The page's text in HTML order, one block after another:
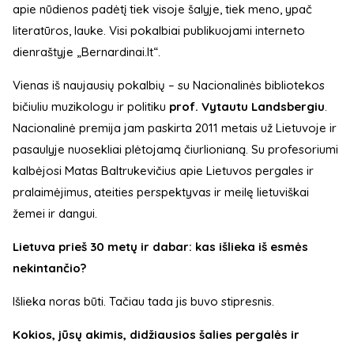
apie nūdienos padėtį tiek visoje šalyje, tiek meno, ypač
literatūros, lauke. Visi pokalbiai publikuojami interneto
dienraštyje „Bernardinai.lt“.
Vienas iš naujausių pokalbių – su Nacionalinės bibliotekos
bičiuliu muzikologu ir politiku prof. Vytautu Landsbergiu
Nacionalinė premija jam paskirta 2011 metais už Lietuvoje ir
pasaulyje nuosekliai plėtojamą čiurlionianą. Su profesoriumi
kalbėjosi Matas Baltrukevičius apie Lietuvos pergales ir
pralaimėjimus, ateities perspektyvas ir meilę lietuviškai
žemei ir dangui.
Lietuva prieš 30 metų ir dabar: kas išlieka iš esmės
nekintančio?
Išlieka noras būti. Tačiau tada jis buvo stipresnis.
Kokios, jūsų akimis, didžiausios šalies pergalės ir